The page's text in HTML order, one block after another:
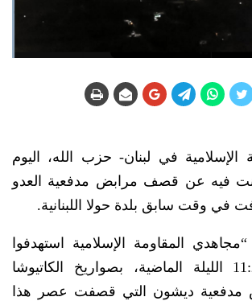
الإسلامية في لبنان- حزب الله، اليوم
فيه عن قصف مرابض مدفعية العدو
في وقت سابق بلدة حولا اللبنانية.
المقاومة الإسلامية استهدفوا
عند الساعة 11:20 الليلة الماضية، بصواريخ الكاتيوشا
مدفعية ديشون ‏التي قصفت عصر هذا